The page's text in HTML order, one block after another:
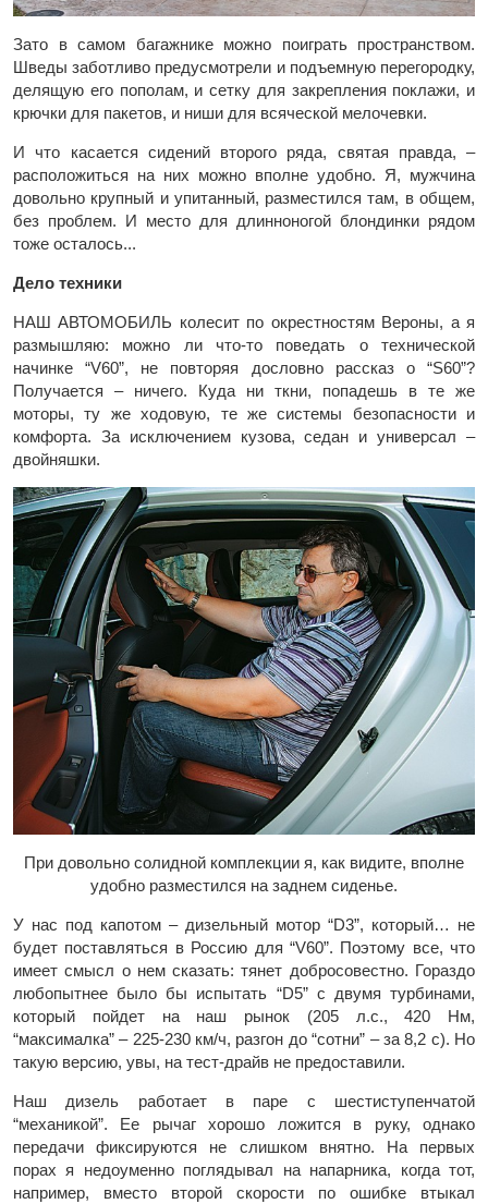
Зато в самом багажнике можно поиграть пространством.
Шведы заботливо предусмотрели и подъемную перегородку,
делящую его пополам, и сетку для закрепления поклажи, и
крючки для пакетов, и ниши для всяческой мелочевки.
И что касается сидений второго ряда, святая правда, –
расположиться на них можно вполне удобно. Я, мужчина
довольно крупный и упитанный, разместился там, в общем,
без проблем. И место для длинноногой блондинки рядом
тоже осталось...
Дело техники
НАШ АВТОМОБИЛЬ колесит по окрестностям Вероны, а я
размышляю: можно ли что-то поведать о технической
начинке “V60”, не повторяя дословно рассказ о “S60”?
Получается – ничего. Куда ни ткни, попадешь в те же
моторы, ту же ходовую, те же системы безопасности и
комфорта. За исключением кузова, седан и универсал –
двойняшки.
При довольно солидной комплекции я, как видите, вполне
удобно разместился на заднем сиденье.
У нас под капотом – дизельный мотор “D3”, который… не
будет поставляться в Россию для “V60”. Поэтому все, что
имеет смысл о нем сказать: тянет добросовестно. Гораздо
любопытнее было бы испытать “D5” с двумя турбинами,
который пойдет на наш рынок (205 л.с., 420 Нм,
“максималка” – 225-230 км/ч, разгон до “сотни” – за 8,2 с). Но
такую версию, увы, на тест-драйв не предоставили.
Наш дизель работает в паре с шестиступенчатой
“механикой”. Ее рычаг хорошо ложится в руку, однако
передачи фиксируются не слишком внятно. На первых
порах я недоуменно поглядывал на напарника, когда тот,
например, вместо второй скорости по ошибке втыкал